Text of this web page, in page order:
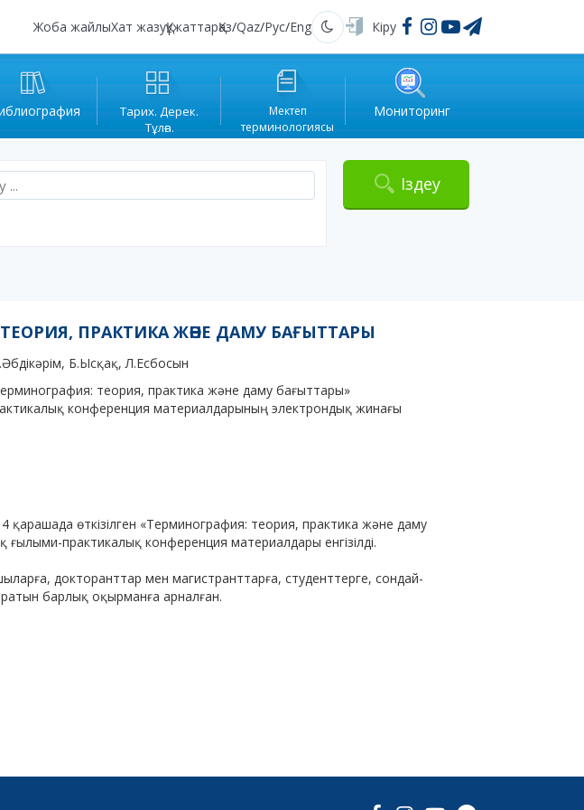
Жоба жайлыХат жазуҚұжаттарҚаз/Qaz/Рус/Eng Қараңғы Кіру
Тарих. Дерек.
Тұлға.
Мектеп
терминологиясы
Мониторинг
Іздеу
ПРАКТИКА ЖӘНЕ ДАМУ БАҒЫТТАРЫ
Б.Ысқақ, Л.Есбосын
теория, практика және даму бағыттары»
конференция материалдарының электрондық жинағы
қарашада өткізілген «Терминография: теория, практика және даму
ғылыми-практикалық конференция материалдары енгізілді.
докторанттар мен магистранттарға, студенттерге, сондай-
барлық оқырманға арналған.